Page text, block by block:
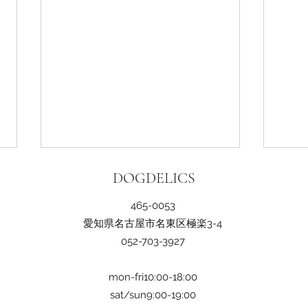
４th Anniversaryプレゼント＆
DOGDELICS
465-0053​
愛知県名古屋市名東区極楽3-4
052-703-3927
mon-fri10:00-18:00
sat/sun9:00-19:00